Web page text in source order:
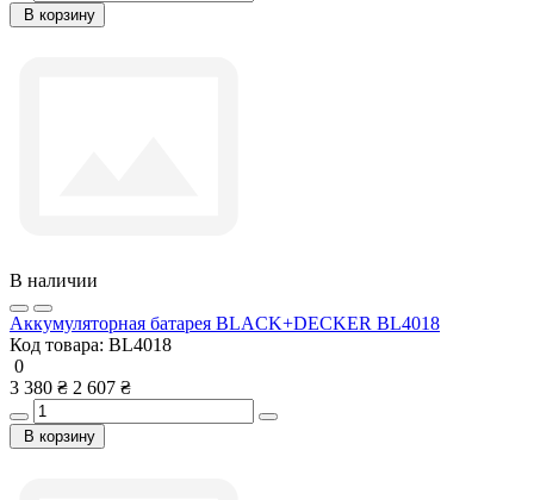
В корзину
В наличии
Аккумуляторная батарея BLACK+DECKER BL4018
Код товара: BL4018
0
3 380 ₴ 2 607 ₴
В корзину